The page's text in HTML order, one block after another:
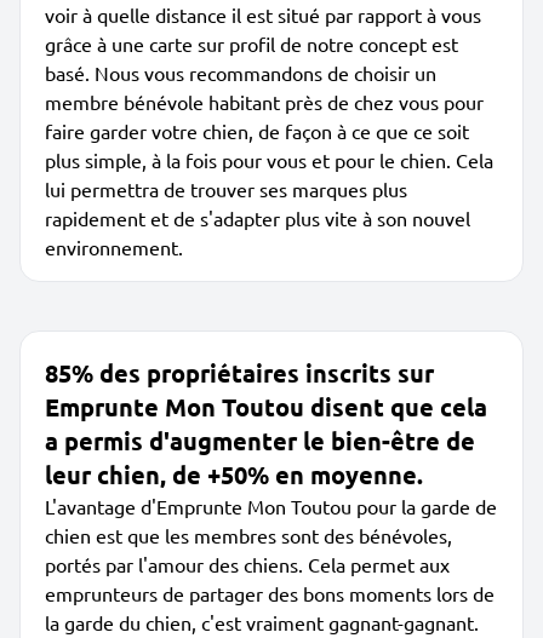
voir à quelle distance il est situé par rapport à vous
grâce à une carte sur profil de notre concept est
basé. Nous vous recommandons de choisir un
membre bénévole habitant près de chez vous pour
faire garder votre chien, de façon à ce que ce soit
plus simple, à la fois pour vous et pour le chien. Cela
lui permettra de trouver ses marques plus
rapidement et de s'adapter plus vite à son nouvel
environnement.
85% des propriétaires inscrits sur
Emprunte Mon Toutou disent que cela
a permis d'augmenter le bien-être de
leur chien, de +50% en moyenne.
L'avantage d'Emprunte Mon Toutou pour la garde de
chien est que les membres sont des bénévoles,
portés par l'amour des chiens. Cela permet aux
emprunteurs de partager des bons moments lors de
la garde du chien, c'est vraiment gagnant-gagnant.